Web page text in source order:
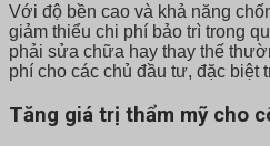
Với độ bền cao và khả năng
giảm thiểu chi phí bảo trì trong
phải sửa chữa hay thay thế
phí cho các chủ đầu tư, đặc biệt
Tăng giá trị thẩm mỹ cho